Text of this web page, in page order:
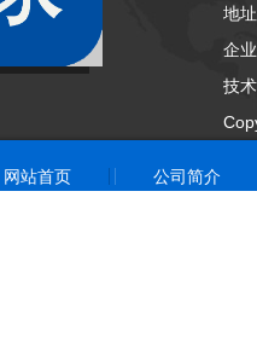
地
企
技
网站首页 公司简介